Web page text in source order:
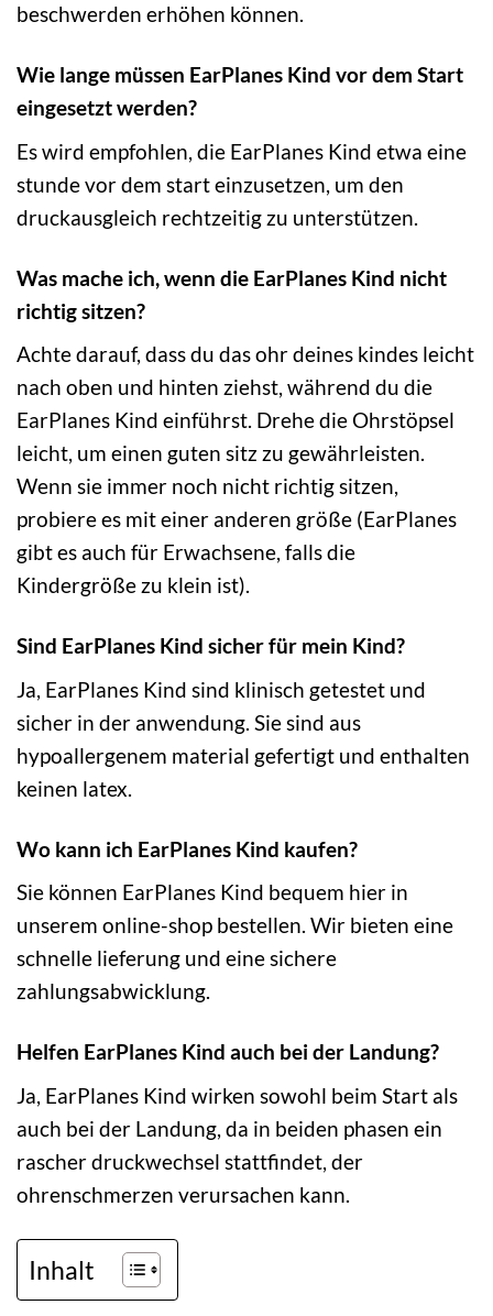
beschwerden erhöhen können.
Wie lange müssen EarPlanes Kind vor dem Start
eingesetzt werden?
Es wird empfohlen, die EarPlanes Kind etwa eine
stunde vor dem start einzusetzen, um den
druckausgleich rechtzeitig zu unterstützen.
Was mache ich, wenn die EarPlanes Kind nicht
richtig sitzen?
Achte darauf, dass du das ohr deines kindes leicht
nach oben und hinten ziehst, während du die
EarPlanes Kind einführst. Drehe die Ohrstöpsel
leicht, um einen guten sitz zu gewährleisten.
Wenn sie immer noch nicht richtig sitzen,
probiere es mit einer anderen größe (EarPlanes
gibt es auch für Erwachsene, falls die
Kindergröße zu klein ist).
Sind EarPlanes Kind sicher für mein Kind?
Ja, EarPlanes Kind sind klinisch getestet und
sicher in der anwendung. Sie sind aus
hypoallergenem material gefertigt und enthalten
keinen latex.
Wo kann ich EarPlanes Kind kaufen?
Sie können EarPlanes Kind bequem hier in
unserem online-shop bestellen. Wir bieten eine
schnelle lieferung und eine sichere
zahlungsabwicklung.
Helfen EarPlanes Kind auch bei der Landung?
Ja, EarPlanes Kind wirken sowohl beim Start als
auch bei der Landung, da in beiden phasen ein
rascher druckwechsel stattfindet, der
ohrenschmerzen verursachen kann.
Inhalt